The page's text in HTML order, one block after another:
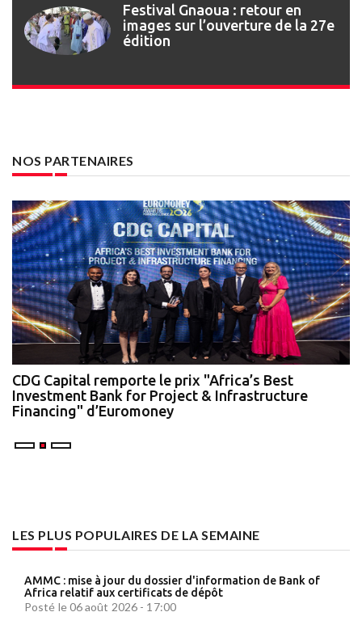
Festival Gnaoua : retour en
images sur l’ouverture de la 27e
édition
NOS PARTENAIRES
CDG Capital remporte le prix "Africa’s Best
Investment Bank for Project & Infrastructure
Financing" d’Euromoney
LES PLUS POPULAIRES DE LA SEMAINE
AMMC : mise à jour du dossier d'information de Bank of
Africa relatif aux certificats de dépôt
Posté le 06 août 2026 - 17:00